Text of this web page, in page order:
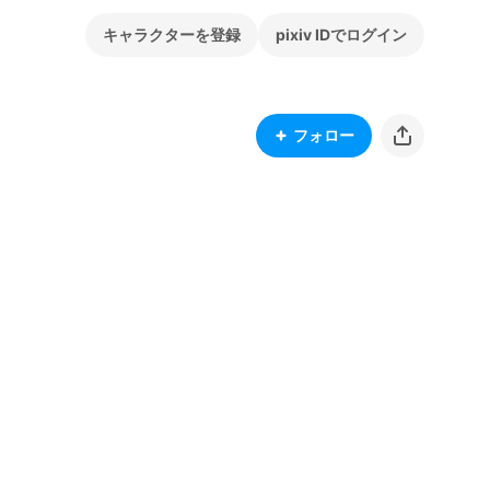
キャラクターを登録 pixiv IDでログイン
フォロー